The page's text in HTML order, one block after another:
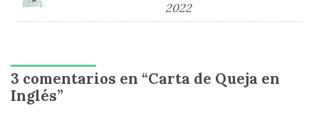
2022
3 comentarios en “Carta de Queja en
Inglés”